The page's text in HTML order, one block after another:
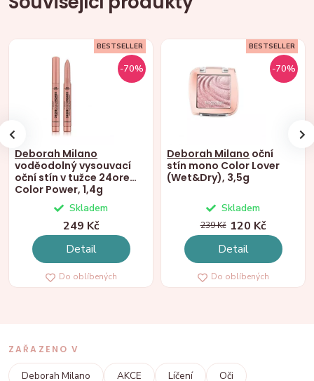
BESTSELLER
-70%
Deborah Milano
voděodolný vysouvací
oční stín v tužce 24ore
Color Power, 1,4g
Skladem
249 Kč
Detail
Do oblíbených
BESTSELLER
-70%
Deborah Milano oční
stín mono Color Lover
(Wet&Dry), 3,5g
Skladem
239 Kč 120 Kč
Detail
Do oblíbených
ZAŘAZENO V
Deborah Milano AKCE Líčení
Oči